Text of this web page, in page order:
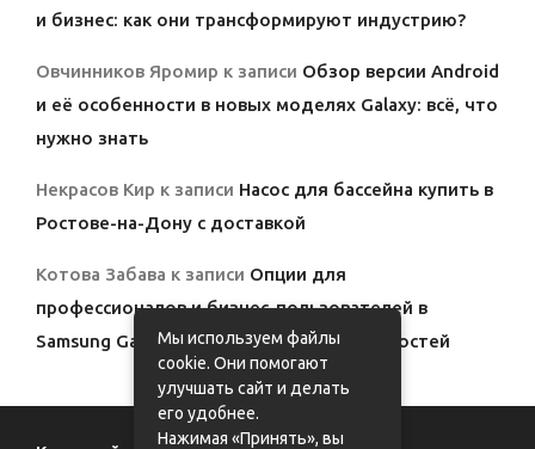
и бизнес: как они трансформируют индустрию?
Овчинников Яромир к записи Обзор версии Android
и её особенности в новых моделях Galaxy: всё, что
нужно знать
Некрасов Кир к записи Насос для бассейна купить в
Ростове-на-Дону с доставкой
Котова Забава к записи Опции для
профессионалов и бизнес-пользователей в
Samsung Galaxy: полный обзор возможностей
Мы используем файлы
cookie. Они помогают
улучшать сайт и делать
его удобнее.
Нажимая «Принять», вы